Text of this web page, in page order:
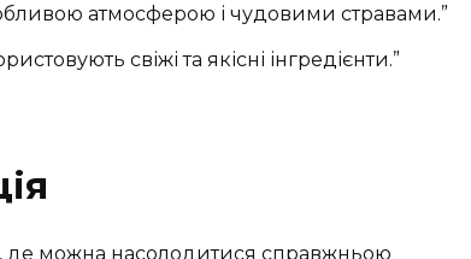
атмосферою і чудовими стравами.”
свіжі та якісні інгредієнти.”
де можна насолодитися справжньою